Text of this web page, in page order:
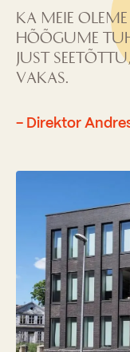
Ka meie
hõõgume
just seetõttu,
vakas.
- Direktor